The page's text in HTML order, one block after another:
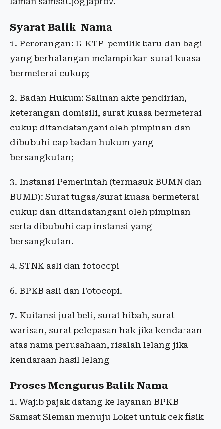
Syarat Balik Nama
1. Perorangan: E-KTP pemilik baru dan bagi
yang berhalangan melampirkan surat kuasa
bermeterai cukup;
2. Badan Hukum: Salinan akte pendirian,
keterangan domisili, surat kuasa bermeterai
cukup ditandatangani oleh pimpinan dan
dibubuhi cap badan hukum yang
bersangkutan;
3. Instansi Pemerintah (termasuk BUMN dan
BUMD): Surat tugas/surat kuasa bermeterai
cukup dan ditandatangani oleh pimpinan
serta dibubuhi cap instansi yang
bersangkutan.
4. STNK asli dan fotocopi
6. BPKB asli dan Fotocopi.
7. Kuitansi jual beli, surat hibah, surat
warisan, surat pelepasan hak jika kendaraan
atas nama perusahaan, risalah lelang jika
kendaraan hasil lelang
Proses Mengurus Balik Nama
1. Wajib pajak datang ke layanan BPKB
Samsat Sleman menuju Loket untuk cek fisik